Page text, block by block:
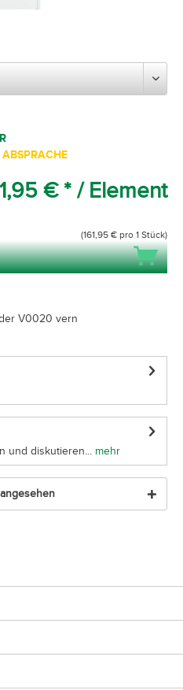
€ * / Element
(161,95 € pro 1 Stück)
V0020 vern
und diskutieren... mehr